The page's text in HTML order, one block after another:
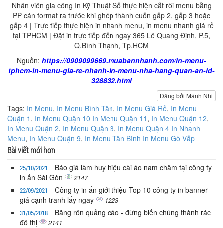
Nhân viên gia công In Kỹ Thuật Số thực hiện cắt rời menu bằng
PP cán format ra trước khi ghép thành cuốn gấp 2, gấp 3 hoặc
gấp 4 | Trực tiếp thực hiện in nhanh menu, in menu nhanh giá rẻ
tại TPHCM | Đặt in trực tiếp đến ngay 365 Lê Quang Định, P.5,
Q.Bình Thạnh, Tp.HCM
Nguồn: https://0909099669.muabannhanh.com/in-menu-
tphcm-in-menu-gia-re-nhanh-in-menu-nha-hang-quan-an-id-
328832.html
Đăng bởi Mãnh Nhi
Tags: In Menu, In Menu Bình Tân, In Menu Giá Rẻ, In Menu
Quận 1 , In Menu Quận 10 In Menu Quận 11 , In Menu Quận 12,
In Menu Quận 2, In Menu Quận 3, In Menu Quận 4 In Nhanh
Menu, In Menu Quận 9, In Menu Tân Bình In Menu Gò Vấp
Bài viết mới hơn
25/10/2021
Báo giá làm huy hiệu cài áo nam châm tại công ty
in ấn Sài Gòn
2147
22/09/2021
Công ty in ấn giới thiệu Top 10 công ty in banner
giá cạnh tranh lấy ngay
1223
31/05/2018
Băng rôn quảng cáo - đừng biến chúng thành rác
đô thị
2141